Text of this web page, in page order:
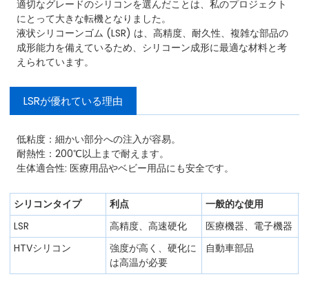
適切なグレードのシリコンを選んだことは、私のプロジェクト
にとって大きな転機となりました。
液状シリコーンゴム (LSR) は、高精度、耐久性、複雑な部品の
成形能力を備えているため、シリコーン成形に最適な材料と考
えられています。
LSRが優れている理由
低粘度：細かい部分への注入が容易。
耐熱性：200℃以上まで耐えます。
生体適合性: 医療用品やベビー用品にも安全です。
シリコンタイプ 利点
一般的な使用
LSR
高精度、高速硬化
医療機器、電子機器
HTVシリコン
強度が高く、硬化に
は高温が必要
自動車部品